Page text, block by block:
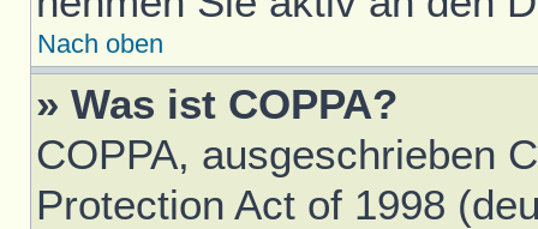
Nach oben
» Was ist COPPA?
COPPA, ausgeschrieben
Protection Act of 1998